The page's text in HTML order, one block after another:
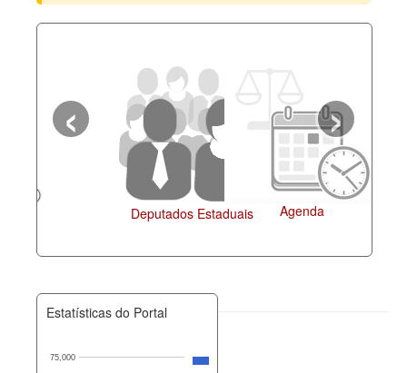
Perguntas frequentes
Deputados Estaduais Administração
Agenda
‹ ›
Estatísticas do Portal
75,000